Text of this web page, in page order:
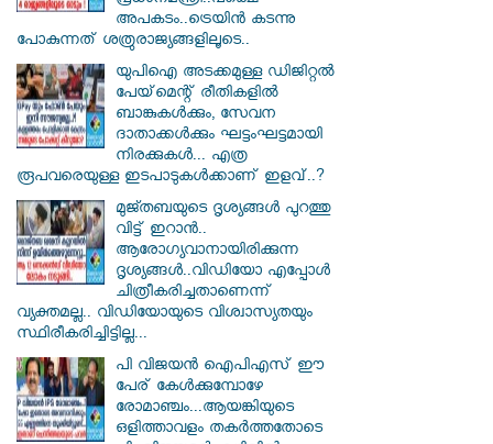
അപകടം..ട്രെയിൻ കടന്നു
പോകുന്നത് ശത്രുരാജ്യങ്ങളിലൂടെ..
യുപിഐ അടക്കമുള്ള ഡിജിറ്റല്‍
പേയ്‌മെന്റ് രീതികളില്‍
ബാങ്കുകള്‍ക്കും, സേവന
ദാതാക്കള്‍ക്കും ഘട്ടംഘട്ടമായി
നിരക്കുകള്‍... എത്ര
രൂപവരെയുള്ള ഇടപാടുകള്‍ക്കാണ് ഇളവ്..?
മുജ്തബയുടെ ദൃശ്യങ്ങൾ പുറത്തു
വിട്ട് ഇറാൻ..
ആരോഗ്യവാനായിരിക്കുന്ന
ദൃശ്യങ്ങൾ..വിഡിയോ എപ്പോൾ
ചിത്രീകരിച്ചതാണെന്ന്
വ്യക്തമല്ല.. വിഡിയോയുടെ വിശ്വാസ്യതയും
സ്ഥിരീകരിച്ചിട്ടില്ല...
പി വിജയന്‍ ഐപിഎസ് ഈ
പേര് കേൾക്കുമ്പോഴേ
രോമാഞ്ചം...ആയങ്കിയുടെ
ഒളിത്താവളം തകര്‍ത്തതോടെ